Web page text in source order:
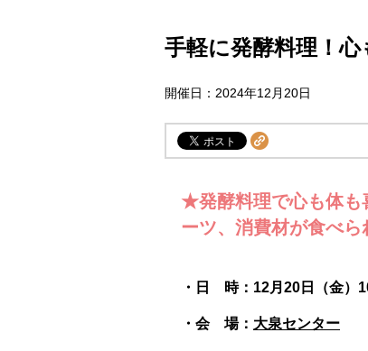
手軽に発酵料理！
開催日：2024年12月20日
★発酵料理で心も体も
ーツ、消費材が食べら
・日 時：12月20日（金
・会 場： 大泉センター